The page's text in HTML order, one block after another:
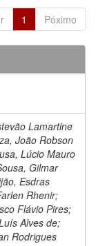
1 Póximo
Lamartine
João Robson
Lúcio Mauro
Gilmar
Esdras
Rhenir;
Flávio Pires;
Alves de;
Rodrigues